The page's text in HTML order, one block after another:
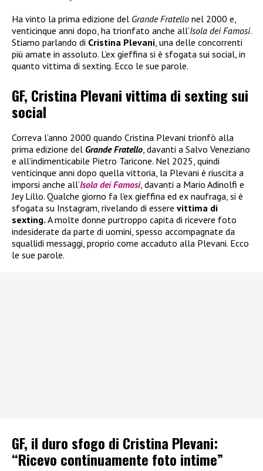
Ha vinto la prima edizione del Grande Fratello nel 2000 e,
venticinque anni dopo, ha trionfato anche all’Isola dei Famosi.
Stiamo parlando di Cristina Plevani , una delle concorrenti
più amate in assoluto. L’ex gieffina si è sfogata sui social, in
quanto vittima di sexting. Ecco le sue parole.
GF, Cristina Plevani vittima di sexting sui
social
Correva l’anno 2000 quando Cristina Plevani trionfò alla
prima edizione del Grande Fratello , davanti a Salvo Veneziano
e all’indimenticabile Pietro Taricone. Nel 2025, quindi
venticinque anni dopo quella vittoria, la Plevani è riuscita a
imporsi anche all’Isola dei Famosi, davanti a Mario Adinolfi e
Jey Lillo. Qualche giorno fa l’ex gieffina ed ex naufraga, si è
sfogata su Instagram, rivelando di essere vittima di
sexting. A molte donne purtroppo capita di ricevere foto
indesiderate da parte di uomini, spesso accompagnate da
squallidi messaggi, proprio come accaduto alla Plevani. Ecco
le sue parole.
GF, il duro sfogo di Cristina Plevani:
“Ricevo continuamente foto intime”